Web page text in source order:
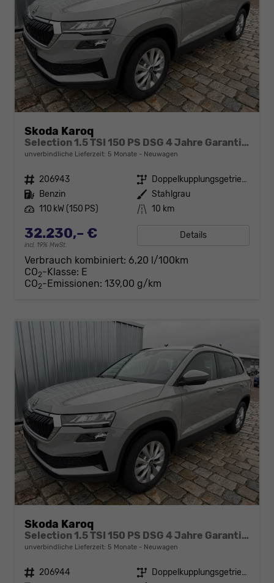
Skoda Karoq
Selection 1.5 TSI 150 PS DSG 4 Jahre Garantie-Anhängerkupplung-Keyless Start-AppleCarPlay-AndroidAuto-Sunset-Tempomat-2-Zonen-Klima-16''Alu
unverbindliche Lieferzeit: 5 Monate Neuwagen
Fahrzeugnr. 206943 Getriebe
Doppelkupplungsgetriebe (DSG)
Kraftstoff Benzin Außenfarbe Stahlgrau
Leistung 110 kW (150 PS) Kilometerstand 10 km
32.230,– €
incl. 19% MwSt.
Details
Verbrauch kombiniert: 6,20 l/100km
CO2-Klasse: E
CO2-Emissionen: 139,00 g/km
Skoda Karoq
Selection 1.5 TSI 150 PS DSG 4 Jahre Garantie-Anhängerkupplung-Keyless Start-AppleCarPlay-AndroidAuto-Sunset-Tempomat-2-Zonen-Klima-16''Alu
unverbindliche Lieferzeit: 5 Monate Neuwagen
Fahrzeugnr. 206944 Getriebe
Doppelkupplungsgetriebe (DSG)